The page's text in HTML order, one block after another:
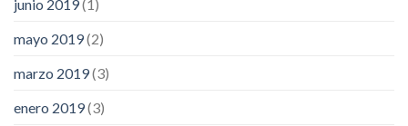
junio 2019(1)
mayo 2019(2)
marzo 2019(3)
enero 2019(3)